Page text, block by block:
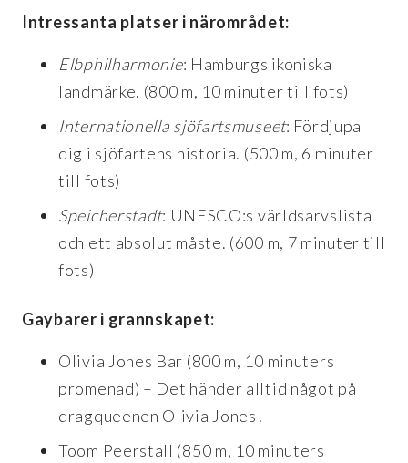
Intressanta platser i närområdet:
Elbphilharmonie: Hamburgs ikoniska
landmärke. (800 m, 10 minuter till fots)
Internationella sjöfartsmuseet: Fördjupa
dig i sjöfartens historia. (500 m, 6 minuter
till fots)
Speicherstadt: UNESCO:s världsarvslista
och ett absolut måste. (600 m, 7 minuter till
fots)
Gaybarer i grannskapet:
Olivia Jones Bar (800 m, 10 minuters
promenad) – Det händer alltid något på
dragqueenen Olivia Jones!
Toom Peerstall (850 m, 10 minuters